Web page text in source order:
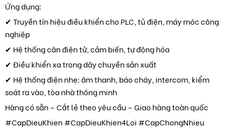
Ứng dụng:
✔ Truyền tín hiệu điều khiển cho PLC, tủ điện, máy móc công
nghiệp
✔ Hệ thống cân điện tử, cảm biến, tự động hóa
✔ Điều khiển xa trong dây chuyền sản xuất
✔ Hệ thống điện nhẹ: âm thanh, báo cháy, intercom, kiểm
soát ra vào, tòa nhà thông minh
Hàng có sẵn – Cắt lẻ theo yêu cầu – Giao hàng toàn quốc
#CapDieuKhien #CapDieuKhien4Loi #CapChongNhieu